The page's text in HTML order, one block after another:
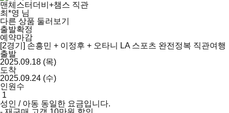
맨체스터더비+챔스 직관
최*영 님
다른 상품 둘러보기
출발확정
예약마감
[2경기] 손흥민 + 이정후 + 오타니 LA 스포츠 완전정복 직관여행
출발
2025.09.18 (목)
도착
2025.09.24 (수)
인원수
성인 / 아동 동일한 요금입니다.